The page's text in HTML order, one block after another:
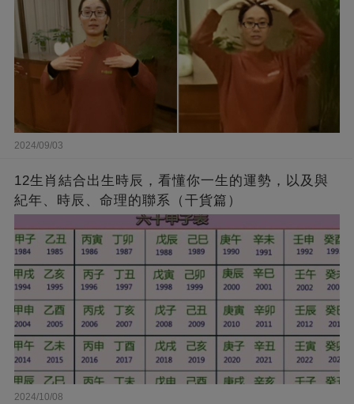
2024/09/03
12生肖結合出生時辰，看懂你一生的運勢，以及與
紀年、時辰、命理的聯系（干貨篇）
2024/10/08